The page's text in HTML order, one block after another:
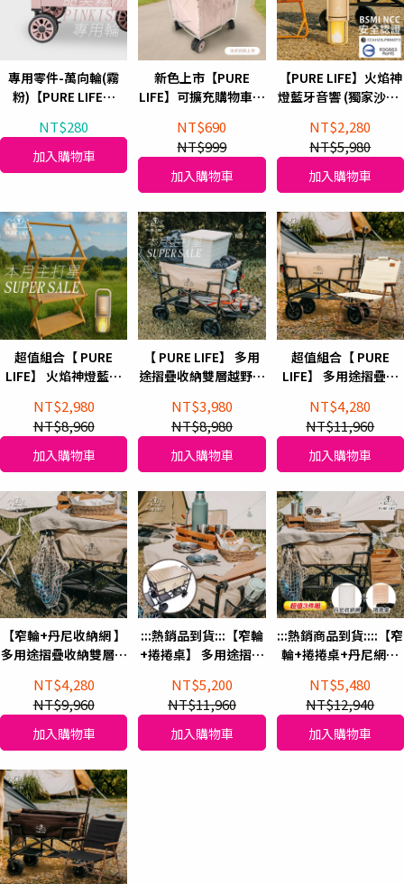
專用零件-萬向輪(霧
粉)【PURE LIFE】
車專用
NT$280
加入購物車
新色上市【PURE
LIFE】可擴充購物車專
NT$690
NT$999
加入購物車
【PURE LIFE】火焰神
燈藍牙音響 (獨家沙色)
NT$2,280
NT$5,980
加入購物車
超值組合【 PURE
LIFE】 火焰神燈藍牙
保護套+戶外露營攜帶
型 三層折疊置物架(加
高圓桿)
NT$2,980
NT$8,960
加入購物車
【 PURE LIFE】 多用
途摺疊收納雙層越野手
NT$3,980
NT$8,980
加入購物車
超值組合【 PURE
LIFE】 多用途摺疊收
輪/米色)+鋁合金木紋
折疊式戶外露營椅 (米
色)
NT$4,280
NT$11,960
加入購物車
【窄輪+丹尼收納網 】
多用途摺疊收納雙層越
NT$4,280
NT$9,960
加入購物車
:::熱銷品到貨:::【窄輪
+捲捲桌】 多用途摺疊
(米色)
NT$5,200
NT$11,960
加入購物車
:::熱銷商品到貨::::【窄
輪+捲捲桌+丹尼網】
野手拉車 (米色)
NT$5,480
NT$12,940
加入購物車